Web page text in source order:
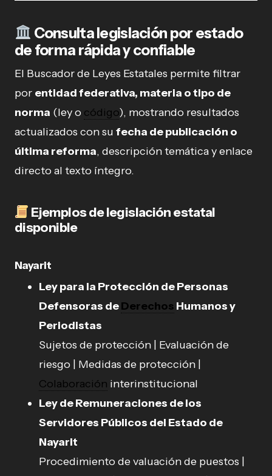
Consulta legislación por estado
de forma rápida y confiable
El Buscador de Leyes Estatales permite filtrar
por entidad federativa, materia o tipo de
norma (ley o código), mostrando resultados
actualizados con su fecha de publicación o
última reforma, descripción temática y enlace
directo al texto íntegro.
Ejemplos de legislación estatal
disponible
Nayarit
Ley para la Protección de Personas
Defensoras deDerechos Humanos y
Periodistas
Sujetos de protección | Evaluación de
riesgo | Medidas de protección |
Colaboración interinstitucional
Ley de Remuneraciones de los
Servidores Públicos del Estado de
Nayarit
Procedimiento de valuación de puestos |